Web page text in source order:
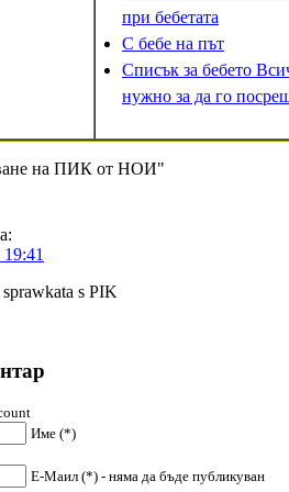
при бебетата
С бебе на път
Списък за бебето
нужно за да го
на ПИК от НОИ"
s PIK
Име (*)
Е-Маил (*) - няма да бъде публикуван